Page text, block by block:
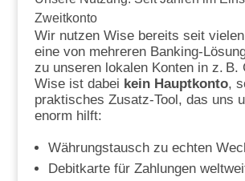
Zweitkonto
Wir nutzen Wise bereits seit
eine von mehreren Banking-
zu unseren lokalen Konten in z. B.
Wise ist dabei kein Hauptkonto,
praktisches Zusatz-Tool, das uns
enorm hilft:
Währungstausch zu echten
Debitkarte für Zahlungen